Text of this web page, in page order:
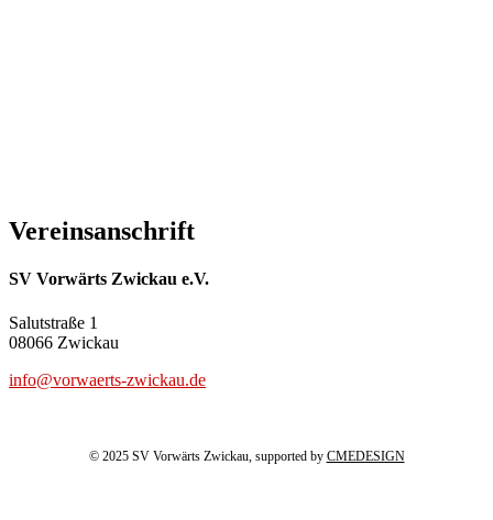
Vereinsanschrift
SV Vorwärts Zwickau e.V.
Salutstraße 1
08066 Zwickau
info@vorwaerts-zwickau.de
© 2025 SV Vorwärts Zwickau, supported by CMEDESIGN